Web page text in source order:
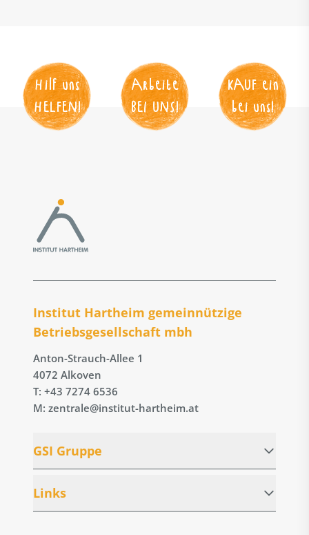
Hilf uns
HELFEN!
Arbeite
BEI UNS!
KAUF ein
bei uns!
Institut Hartheim gemeinnützige
Betriebs­gesellschaft mbh
Anton-Strauch-Allee 1
4072 Alkoven
T: +43 7274 6536
M: zentrale@institut-hartheim.at
GSI Gruppe
Links